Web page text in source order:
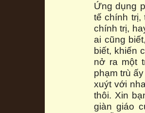
Ứng dụng
tế chính trị,
chính trị,
ai cũng
biết, khiến
nở ra một
phạm trù
xuýt với
thôi. Xin
giàn giáo